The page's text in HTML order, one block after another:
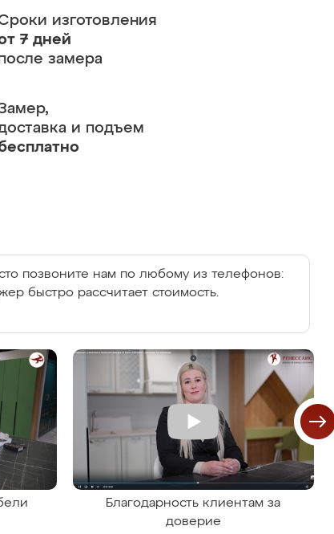
изготовления
7 дней
замера
и подъем
позвоните нам по любому из телефонов:
быстро рассчитает стоимость.
Благодарность клиентам за
доверие